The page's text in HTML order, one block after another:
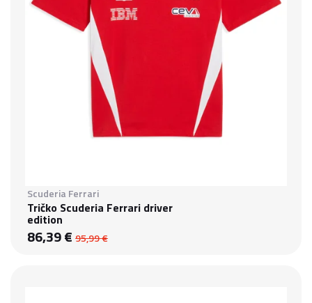
Scuderia Ferrari
Tričko Scuderia Ferrari driver
edition
86,39 € 95,99 €